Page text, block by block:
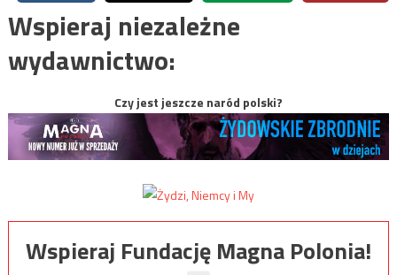
Wspieraj niezależne
wydawnictwo:
Czy jest jeszcze naród polski?
Wspieraj Fundację Magna Polonia!